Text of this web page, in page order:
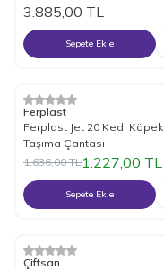
Medium
3.885,00 TL
Sepete Ekle
%25İndirim
Ferplast
Ferplast Jet 20 Kedi Köpek
Taşıma Çantası
1.636,00TL1.227,00 TL
Sepete Ekle
%15İndirim
Çiftsan